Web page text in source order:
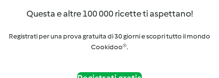
Questa e altre 100 000 ricette ti aspettano!
Registrati per una prova gratuita di 30 giorni e scopri tutto il mondo
Cookidoo®.